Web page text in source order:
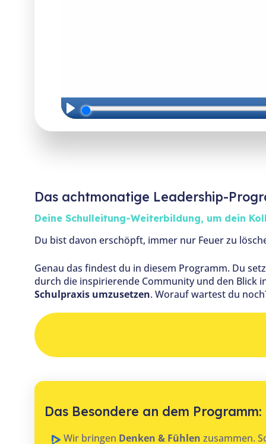
Das achtmonatige Leadership-
Deine Schulleitung-Weiterbildung, um dein
Du bist davon erschöpft, immer nur Feuer zu
Genau das findest du in diesem Programm. Du
durch die inspirierende Community und den Blick
Schulpraxis umzusetzen. Worauf wartest du
Das Besondere an dem Programm:
Wir bringen Denken & Fühlen zusammen.